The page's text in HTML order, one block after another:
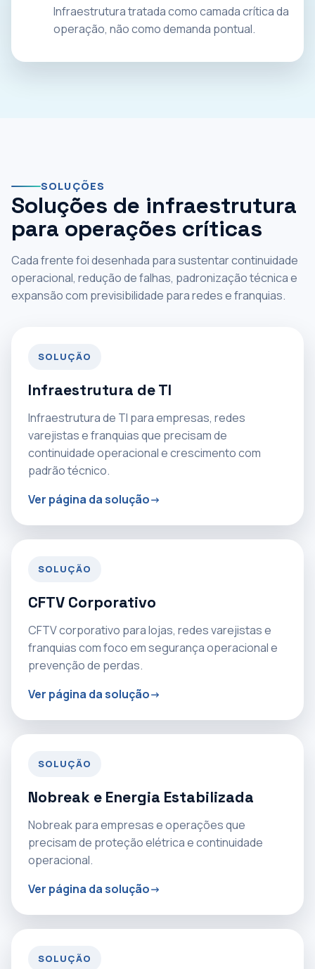
Infraestrutura tratada como camada crítica da
operação, não como demanda pontual.
SOLUÇÕES
Soluções de infraestrutura
para operações críticas
Cada frente foi desenhada para sustentar continuidade
operacional, redução de falhas, padronização técnica e
expansão com previsibilidade para redes e franquias.
SOLUÇÃO
Infraestrutura de TI
Infraestrutura de TI para empresas, redes
varejistas e franquias que precisam de
continuidade operacional e crescimento com
padrão técnico.
Ver página da solução
SOLUÇÃO
CFTV Corporativo
CFTV corporativo para lojas, redes varejistas e
franquias com foco em segurança operacional e
prevenção de perdas.
Ver página da solução
SOLUÇÃO
Nobreak e Energia Estabilizada
Nobreak para empresas e operações que
precisam de proteção elétrica e continuidade
operacional.
Ver página da solução
SOLUÇÃO